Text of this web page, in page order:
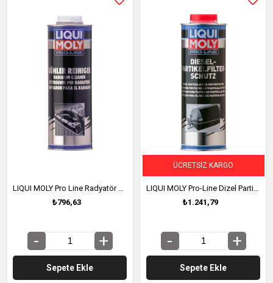
LIQUI MOLY Pro Line Radyatör Temizleyici 1 Litre (5189)
₺796,63
Sepete Ekle
LIQUI MOLY Pro-Line Dizel Partikül Filtre (DPF) Koruması 1 litre (5123)
₺1.241,79
Sepete Ekle
ÜCRETSIZ KARGO